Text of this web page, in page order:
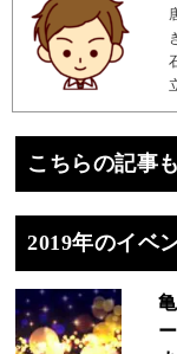
こちらの記事
2019年のイベ